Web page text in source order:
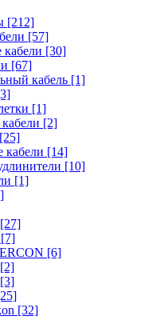
[212]
[57]
[30]
[67]
кабель [1]
[1]
[2]
[25]
кабели [14]
[10]
[1]
[27]
[7]
[6]
[2]
[3]
[32]